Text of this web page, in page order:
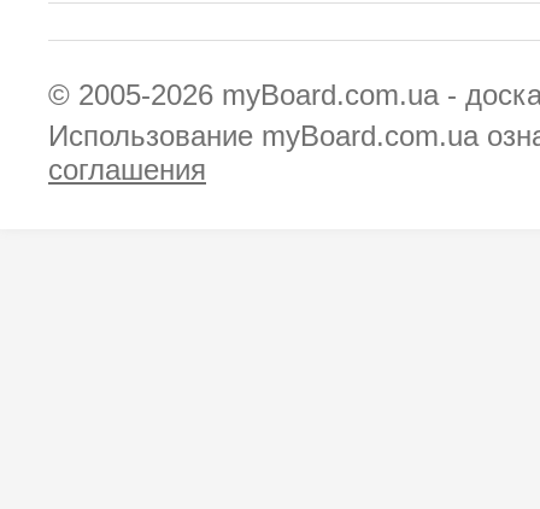
© 2005-2026 myBoard.com.ua -
Использование myBoard.com.ua
соглашения